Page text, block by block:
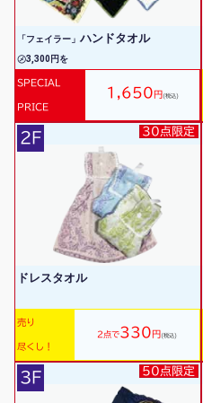
「フェイラー」 ハンドタオル
㋱3,300円を
SPECIAL
PRICE
1,650 円 (税込)
2F 30点限定
ドレスタオル
売り
尽くし！
2点で330 円 (税込)
3F 50点限定